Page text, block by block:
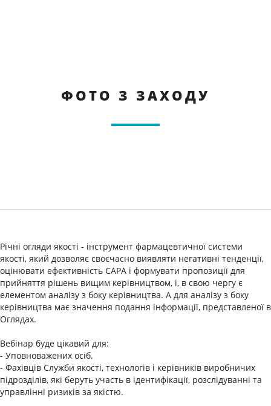
ФОТО З ЗАХОДУ
Річні огляди якості - інструмент фармацевтичної системи
якості, який дозволяє своєчасно виявляти негативні тенденції,
оцінювати ефективність CAPA і формувати пропозиції для
прийняття рішень вищим керівництвом, і, в свою чергу є
елементом аналізу з боку керівництва. А для аналізу з боку
керівництва має значення подання інформації, представленої в
Оглядах.
Вебінар буде цікавий для:
- Уповноважених осіб.
- Фахівців Служби якості, технологів і керівників виробничих
підрозділів, які беруть участь в ідентифікації, розслідуванні та
управлінні ризиків за якістю.